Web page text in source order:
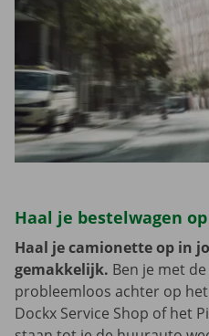
Haal je bestelwagen
Haal je camionette op in
gemakkelijk. Ben je met
probleemloos achter op
Dockx Service Shop of het